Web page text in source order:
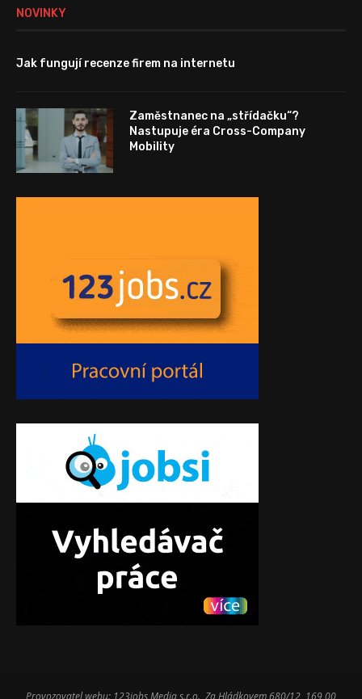
NOVINKY
Jak fungují recenze firem na internetu
Zaměstnanec na „střídačku“?
Nastupuje éra Cross-Company
Mobility
Provozovatel webu: 123jobs Media s.r.o., Za Hládkovem 680/12, 169 00